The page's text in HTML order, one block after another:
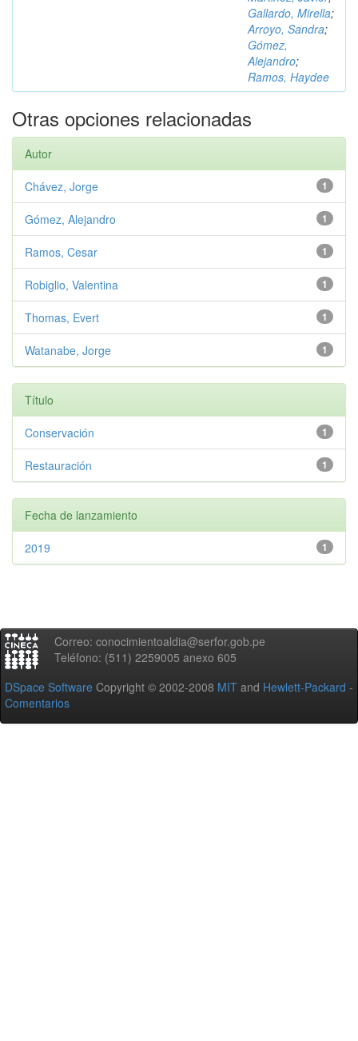
Gallardo, Mirella;
Arroyo, Sandra;
Gómez,
Alejandro;
Ramos, Haydee
Otras opciones relacionadas
Autor
1
Chávez, Jorge
1
Gómez, Alejandro
1
Ramos, Cesar
1
Robiglio, Valentina
1
Thomas, Evert
1
Watanabe, Jorge
Título
1
Conservación
1
Restauración
Fecha de lanzamiento
1
2019
Correo: conocimientoaldia@serfor.gob.pe
Teléfono: (511) 2259005 anexo 605
DSpace Software Copyright © 2002-2008 MIT and Hewlett-Packard -
Comentarios